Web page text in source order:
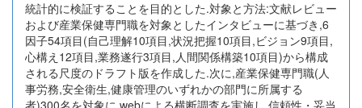
統計的に検証することを目的とした.対象と方法:文献レビュー
および産業保健専門職を対象としたインタビューに基づき,6
因子54項目(自己理解10項目,状況把握10項目,ビジョン9項目,
心構え12項目,業務遂行3項目,人間関係構築10項目)から構成
される尺度のドラフト版を作成した.次に,産業保健専門職(人
事労務,安全衛生,健康管理のいずれかの部門に所属する
者)300名を対象に,webによる横断調査を実施し,信頼性・妥当